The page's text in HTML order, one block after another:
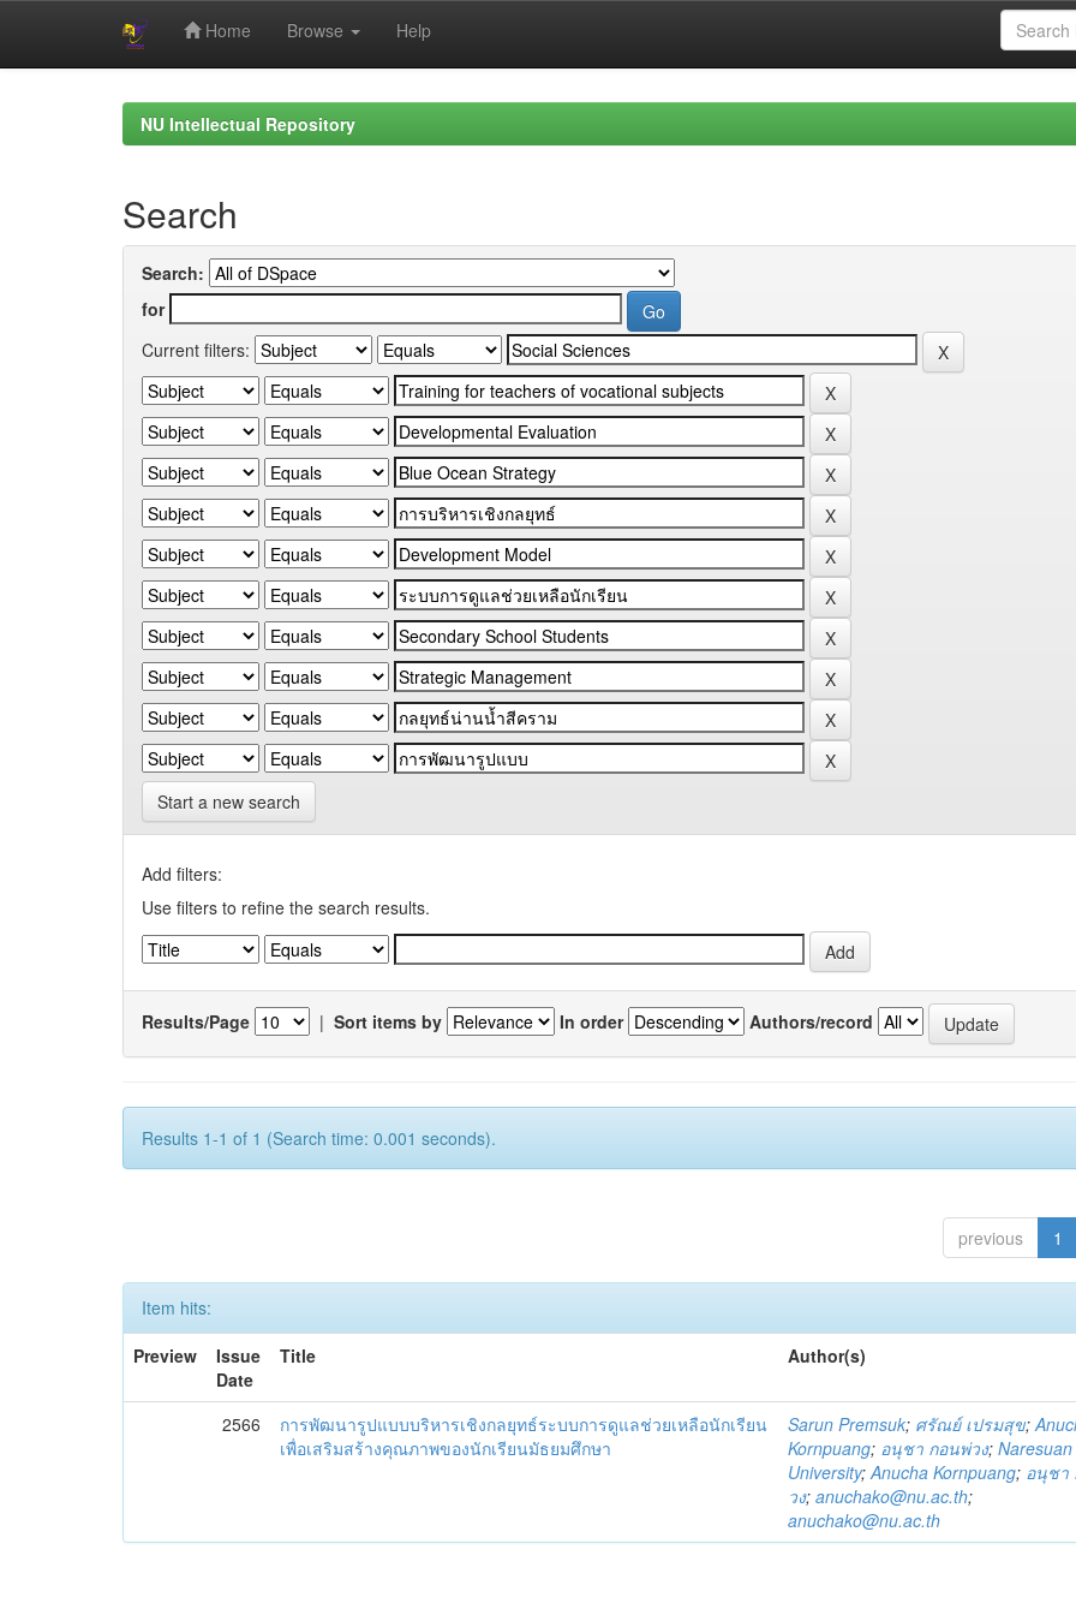
Home Browse Help
NU Intellectual Repository
Search
Search:
for
Current filters:
Start a new search
Add filters:
Use filters to refine the search results.
Results/Page | Sort items by In order Authors/record
Results 1-1 of 1 (Search time: 0.001 seconds).
previous 1
Item hits:
Preview
Issue
Date
Title Author(s)
2566
การพัฒนารูปแบบบริหารเชิงกลยุทธ์ระบบการดูแลช่วยเหลือนักเรียน
เพื่อเสริมสร้างคุณภาพของนักเรียนมัธยมศึกษา
Sarun Premsuk; ศรัณย์ เปรมสุข;
Kornpuang; อนุชา กอนพ่วง;Naresuan
University;Anucha Kornpuang; อนุชา
วง;anuchako@nu.ac.th;
anuchako@nu.ac.th